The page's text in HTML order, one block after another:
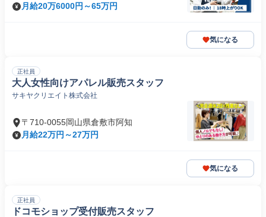
月給20万6000円～65万円
気になる
正社員
大人女性向けアパレル販売スタッフ
サキヤクリエイト株式会社
〒710-0055岡山県倉敷市阿知
月給22万円～27万円
気になる
正社員
ドコモショップ受付販売スタッフ